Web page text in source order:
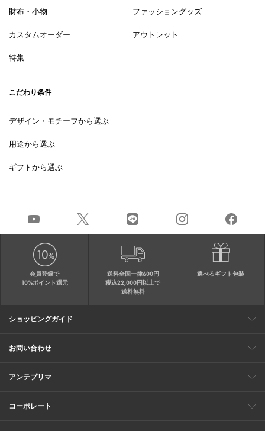
財布・小物 ファッショングッズ
カスタムオーダー アウトレット
特集
こだわり条件
デザイン・モチーフから選ぶ
用途から選ぶ
ギフトから選ぶ
会員登録で
10%ポイント還元
送料全国一律600円
税込22,000円以上で
送料無料
選べるギフト包装
ショッピングガイド
会員特典
ご購入・配送について
返品について
ギフト包装
FAQ
サイトマップ
お問い合わせ
メールでのお問い合わせ
お修理についてのお問い合わせ
アンテプリマ
ブランドサイト
ショップリスト
ワイヤーバッグについて
特集
オンラインストアニュース
コーポレート